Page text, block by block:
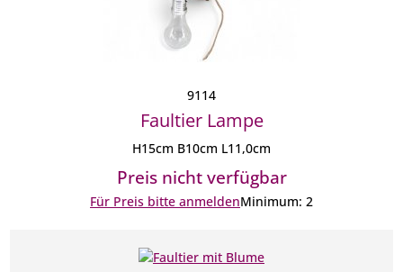
9114
Faultier Lampe
H15cm B10cm L11,0cm
Preis nicht verfügbar
Für Preis bitte anmeldenMinimum: 2